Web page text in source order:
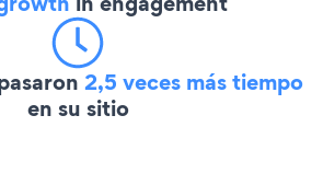
2,5 veces más tiempo
en su sitio